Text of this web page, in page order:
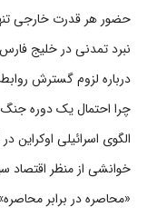
حضور هر قدرت خارجی
نبرد تمدنی در خلیج
درباره لزوم گسترش
چرا احتمال یک دوره جنگ
الگوی اسرائیلی اوکراین در
خوانشی از منظر اقتصاد
«محاصره در برابر